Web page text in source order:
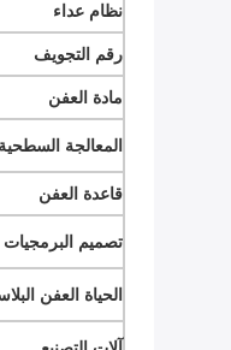
نظام عداء
رقم التجويف
مادة العفن
المعالجة السطحية
قاعدة العفن
تصميم البرمجيات
الحياة العفن